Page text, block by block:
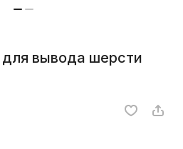
вывода шерсти